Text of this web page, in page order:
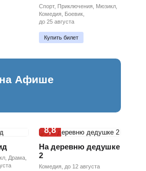
Спорт, Приключения, Мюзикл,
Комедия, Боевик,
до 25 августа
Купить билет
Афише
Драма,
8,8
На деревню дедушке
2
Комедия, до 12 августа